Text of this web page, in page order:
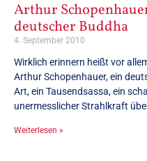
Arthur
deutscher Buddha
4. September 2010
Wirklich erinnern heißt vor
Arthur Schopenhauer, ein
Art, ein Tausendsassa, ein
unermesslicher Strahlkraft
Weiterlesen »